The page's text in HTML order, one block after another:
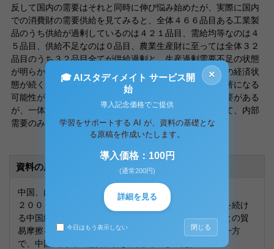
反して国内の需要はそれと同時に伸び悩み始めたが、実際に国内
での消費財の需要供給を見てみると、全体４６６品目ある工業製
品のうち供給が過剰しているのは４２１品目、需給均等なのは４
５品目、供給不足なのは０品目、農業生産財に至っては全体３２
品目のうち３２品目全てが供給過剰と、生産過剰需要不足の状態
が明らかに見て取れる。今後もこういった外部需要依存の経済状
態が続くと貿易摩擦や人民元切り上げの圧力がさらに顕著になる
可能性があり、経済を内部需要主導型に移行していく必要がある
が、一体なぜ１３億をも超える人口を要する中国において、内部
需要のみが置いていかれてしまっているのだろうか。
資料の原本内容
中国、内需拡大が加速しない理由
２００３年から始まり、毎年１０％を超える高度成長を続け
る中国経済が今、転換点を迎えようとしている。欧米との貿
易摩擦を引き起こすほど輸出による貿易黒字を伸ばす一方
で、中国国内での需要に伸び悩んでいるのだ。
×
🎓 AIスタディメイト サービス開
始
導入記念価格でご提供
学習をサポートする AI が、資料の基礎とな
る原稿を作成いたします。
導入価格：100円
(通常200円)
詳細を見る
今日はもう表示しない 閉じる